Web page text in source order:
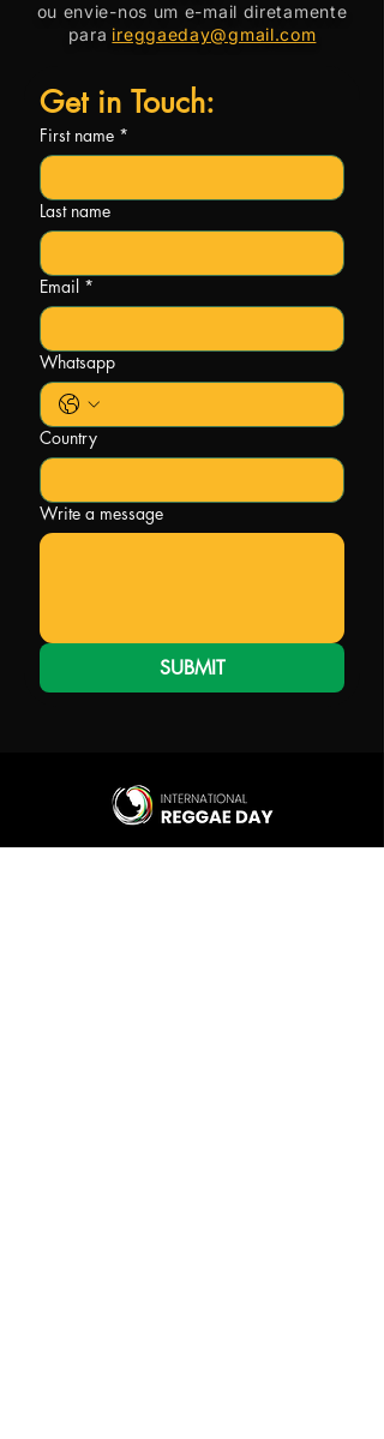
ou envie-nos um e-mail diretamente
para ireggaeday@gmail.com
Get in Touch:
First name *
Last name
Email *
Whatsapp
Country
Write a message
SUBMIT